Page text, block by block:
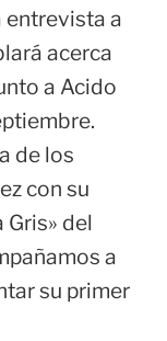
entrevista a
acerca
a Acido
de los
con su
del
a
su primer